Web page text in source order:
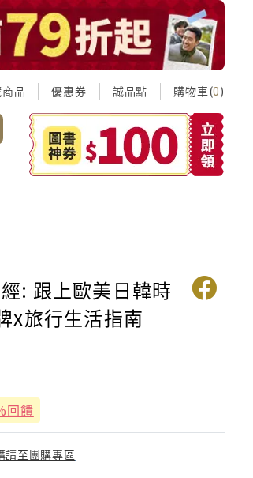
品 優惠券 誠品點 購物車(0)
: 跟上歐美日韓時
x旅行生活指南
回饋
請至團購專區